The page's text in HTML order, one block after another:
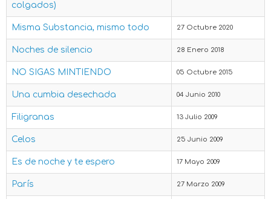
colgados)
Misma Substancia, mismo todo 27 Octubre 2020
Noches de silencio 28 Enero 2018
NO SIGAS MINTIENDO 05 Octubre 2015
Una cumbia desechada 04 Junio 2010
Filigranas 13 Julio 2009
Celos 25 Junio 2009
Es de noche y te espero 17 Mayo 2009
París 27 Marzo 2009